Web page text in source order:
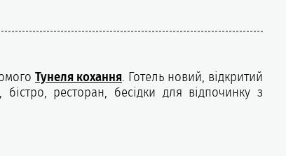
Тунеля кохання. Готель новий, відкритий
ресторан, бесідки для відпочинку з